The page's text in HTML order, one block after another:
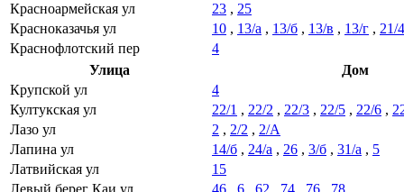
Красноармейская ул
23 , 25
Красноказачья ул
10 , 13/а , 13/б , 13/в , 13/г , 21/4
Краснофлотский пер
4
Улица
Дом
Крупской ул
4
Култукская ул
22/1 , 22/2 , 22/3 , 22/5 , 22/6 ,
Лазо ул
2 , 2/2 , 2/А
Лапина ул
14/б , 24/а , 26 , 3/б , 31/а , 5
Латвийская ул
15
Левый берег Каи ул
46 6 62 74 76 78